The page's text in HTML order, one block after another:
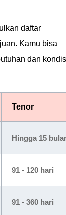
daftar
Kamu bisa
dan
Tenor
Hingga 15
91 - 120 hari
91 - 360 hari